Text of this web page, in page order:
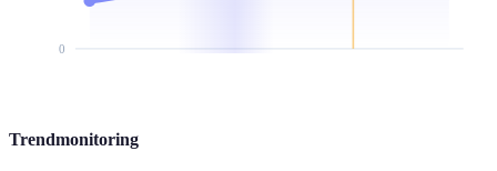
0
Trendmonitoring